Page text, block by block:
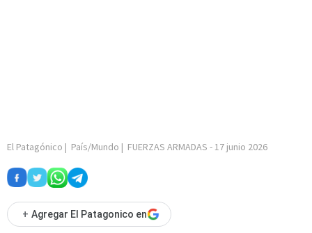
El Patagónico | País/Mundo | FUERZAS ARMADAS - 17 junio 2026
+ Agregar El Patagonico en